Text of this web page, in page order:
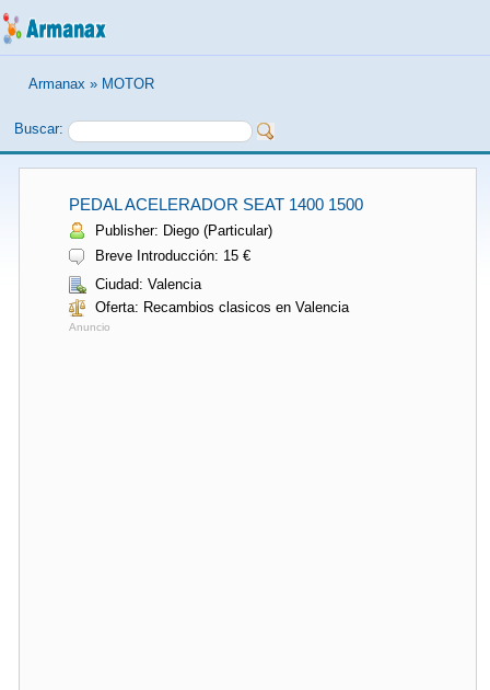
Armanax » MOTOR
Buscar:
PEDAL ACELERADOR SEAT 1400 1500
Publisher: Diego (Particular)
Breve Introducción: 15 €
Ciudad: Valencia
Oferta: Recambios clasicos en Valencia
Anuncio